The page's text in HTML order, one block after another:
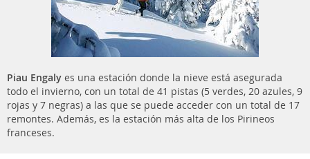
Piau Engaly es una estación donde la nieve está asegurada
todo el invierno, con un total de 41 pistas (5 verdes, 20 azules, 9
rojas y 7 negras) a las que se puede acceder con un total de 17
remontes. Además, es la estación más alta de los Pirineos
franceses.